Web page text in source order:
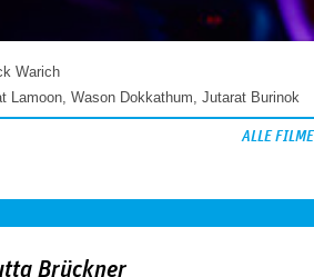
Warich
Lamoon, Wason Dokkathum, Jutarat Burinok
ALLE FILME
Brückner